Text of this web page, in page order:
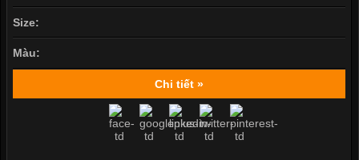
Size:
Màu:
Chi tiết »